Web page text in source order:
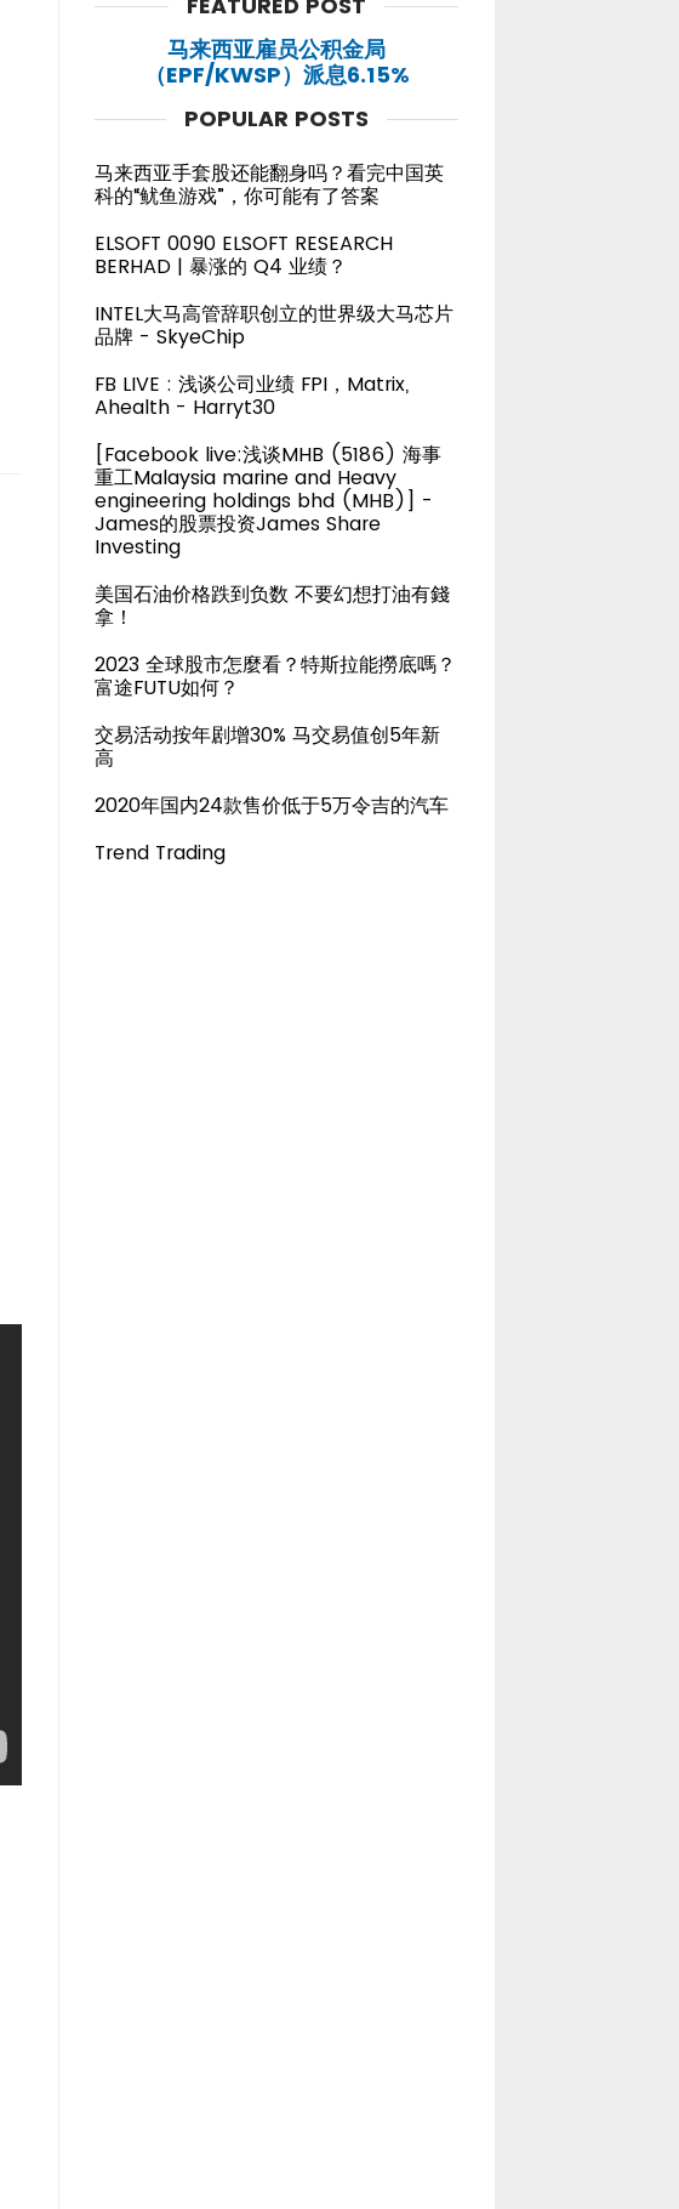
马来西亚雇员公积金局
（EPF/KWSP）派息6.15%
POPULAR POSTS
马来西亚手套股还能翻身吗？看完中国英
科的“鱿鱼游戏”，你可能有了答案
ELSOFT 0090 ELSOFT RESEARCH
BERHAD | 暴涨的 Q4 业绩？
INTEL大马高管辞职创立的世界级大马芯片
品牌 - SkyeChip
FB LIVE : 浅谈公司业绩 FPI，Matrix,
Ahealth - Harryt30
[Facebook live:浅谈MHB (5186) 海事
重工Malaysia marine and Heavy
engineering holdings bhd (MHB)] -
James的股票投资James Share
Investing
美国石油价格跌到负数 不要幻想打油有錢
拿！
2023 全球股市怎麼看？特斯拉能撈底嗎？
富途FUTU如何？
交易活动按年剧增30% 马交易值创5年新
高
2020年国内24款售价低于5万令吉的汽车
Trend Trading